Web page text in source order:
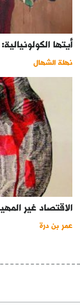
أيتها
نهلة الشهال
الاقتصاد غير
عمر بن درة